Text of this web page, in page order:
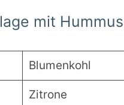
mit
Blumenkohl
Zitrone